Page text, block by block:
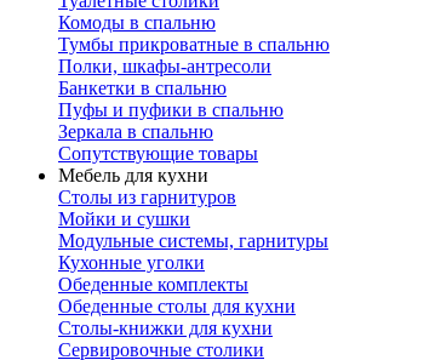
Комоды в спальню
Тумбы прикроватные в спальню
Полки, шкафы-антресоли
Банкетки в спальню
Пуфы и пуфики в спальню
Зеркала в спальню
Сопутствующие товары
Мебель для кухни
Столы из гарнитуров
Мойки и сушки
Модульные системы, гарнитуры
Кухонные уголки
Обеденные комплекты
Обеденные столы для кухни
Столы-книжки для кухни
Сервировочные столики